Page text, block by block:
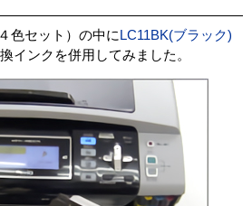
LC11C LC11M LC11Y
シアン
マゼン
イエロ
染料
なし
色セット）の中にLC11BK(ブラック)
インクを併用してみました。